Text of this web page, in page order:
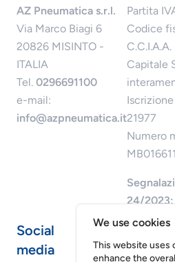
AZ Pneumatica s.r.l.
Via Marco Biagi 6
20826 MISINTO -
ITALIA
Tel. 0296691100
e-mail:
info@azpneumatica.it
Partita
Codice
Capitale
21977
Numero
MB016611
24/
Social
media
We use cookies
This website uses
enhance the